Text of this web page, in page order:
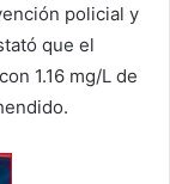
policial y
que el
1.16 mg/L de